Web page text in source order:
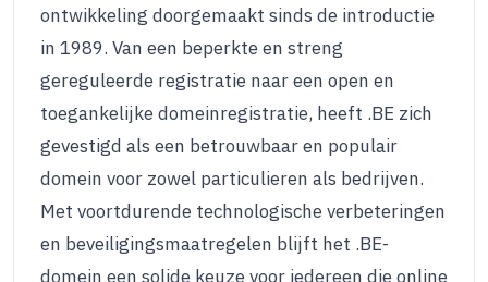
ontwikkeling doorgemaakt sinds de introductie
in 1989. Van een beperkte en streng
gereguleerde registratie naar een open en
toegankelijke domeinregistratie, heeft .BE zich
gevestigd als een betrouwbaar en populair
domein voor zowel particulieren als bedrijven.
Met voortdurende technologische verbeteringen
en beveiligingsmaatregelen blijft het .BE-
domein een solide keuze voor iedereen die online